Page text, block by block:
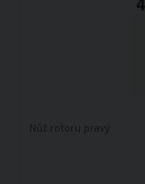
Nůž rotoru pravý